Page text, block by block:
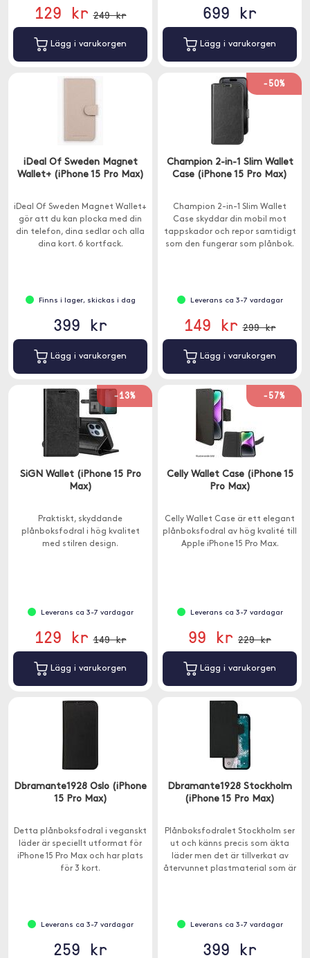
129 kr 249 kr
Lägg i varukorgen
699 kr
Lägg i varukorgen
iDeal Of Sweden Magnet
Wallet+ (iPhone 15 Pro Max)
iDeal Of Sweden Magnet Wallet+
gör att du kan plocka med din
din telefon, dina sedlar och alla
dina kort. 6 kortfack.
Finns i lager, skickas i dag
399 kr
Lägg i varukorgen
-50%
Champion 2-in-1 Slim Wallet
Case (iPhone 15 Pro Max)
Champion 2-in-1 Slim Wallet
Case skyddar din mobil mot
tappskador och repor samtidigt
som den fungerar som plånbok.
Leverans ca 3-7 vardagar
149 kr 299 kr
Lägg i varukorgen
-13%
SiGN Wallet (iPhone 15 Pro
Max)
Praktiskt, skyddande
plånboksfodral i hög kvalitet
med stilren design.
Leverans ca 3-7 vardagar
129 kr 149 kr
Lägg i varukorgen
-57%
Celly Wallet Case (iPhone 15
Pro Max)
Celly Wallet Case är ett elegant
plånboksfodral av hög kvalité till
Apple iPhone 15 Pro Max.
Leverans ca 3-7 vardagar
99 kr 229 kr
Lägg i varukorgen
Dbramante1928 Oslo (iPhone
15 Pro Max)
Detta plånboksfodral i veganskt
läder är speciellt utformat för
iPhone 15 Pro Max och har plats
för 3 kort.
Leverans ca 3-7 vardagar
259 kr
Dbramante1928 Stockholm
(iPhone 15 Pro Max)
Plånboksfodralet Stockholm ser
ut och känns precis som äkta
läder men det är tillverkat av
återvunnet plastmaterial som är
Leverans ca 3-7 vardagar
399 kr